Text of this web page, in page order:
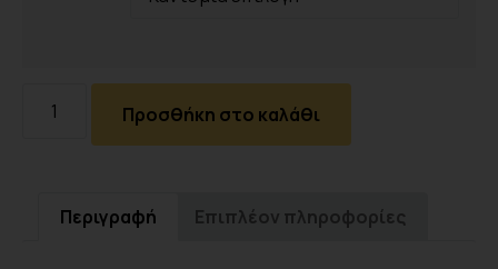
Προσθήκη στο καλάθι
Περιγραφή Επιπλέον πληροφορίες